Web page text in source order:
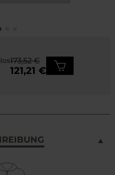
173,52 €
121,21 €